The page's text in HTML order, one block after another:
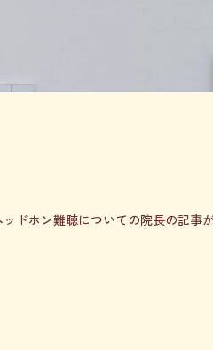
ッドホン難聴についての院長の記事